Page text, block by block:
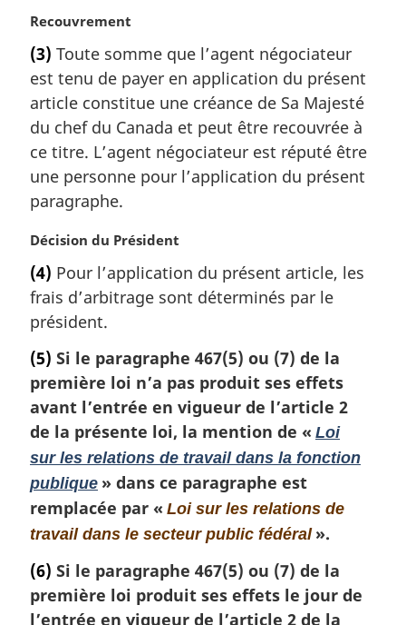
e
N
t
e
m
a
g
i
n
l
:
Recouvrement
(3) Toute somme que l’agent négociateur
est tenu de payer en application du présent
article constitue une créance de Sa Majesté
du chef du Canada et peut être recouvrée à
ce titre. L’agent négociateur est réputé être
une personne pour l’application du présent
paragraphe.
N
t
e
m
r
g
n
a
l
e
Décision du Président
(4) Pour l’application du présent article, les
frais d’arbitrage sont déterminés par le
président.
(5) Si le paragraphe 467(5) ou (7) de la
première loi n’a pas produit ses effets
avant l’entrée en vigueur de l’article 2
de la présente loi, la mention de « Loi
sur les relations de travail dans la fonction
publique » dans ce paragraphe est
remplacée par « Loi sur les relations de
travail dans le secteur public fédéral».
(6) Si le paragraphe 467(5) ou (7) de la
première loi produit ses effets le jour de
l’entrée en vigueur de l’article 2 de la